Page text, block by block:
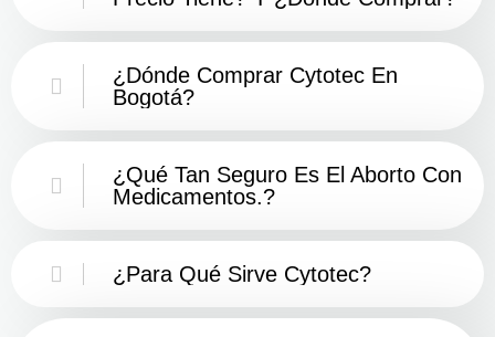
¿Dónde Comprar Cytotec En
Bogotá?
¿Qué Tan Seguro Es El Aborto Con
Medicamentos.?
¿Para Qué Sirve Cytotec?